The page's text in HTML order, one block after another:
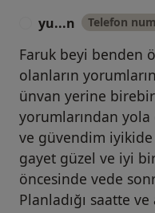
yu...n Telefon
Faruk beyi benden
olanların
ünvan yerine
yorumlarından yola
ve güvendim iyikide
gayet güzel ve iyi bir
öncesinde vede
Planladığı saatte